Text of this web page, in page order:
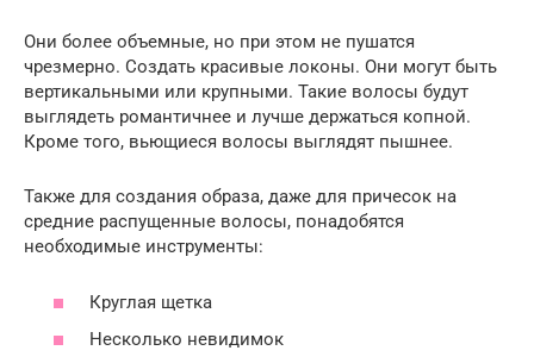
Они более объемные, но при этом не пушатся
чрезмерно. Создать красивые локоны. Они могут быть
вертикальными или крупными. Такие волосы будут
выглядеть романтичнее и лучше держаться копной.
Кроме того, вьющиеся волосы выглядят пышнее.
Также для создания образа, даже для причесок на
средние распущенные волосы, понадобятся
необходимые инструменты:
Круглая щетка
Несколько невидимок